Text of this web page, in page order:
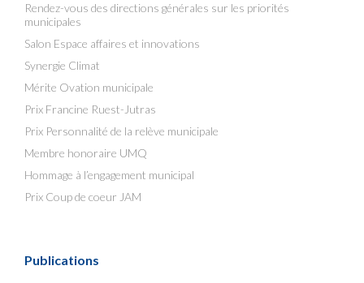
Rendez-vous des directions générales sur les priorités
municipales
Salon Espace affaires et innovations
Synergie Climat
Mérite Ovation municipale
Prix Francine Ruest-Jutras
Prix Personnalité de la relève municipale
Membre honoraire UMQ
Hommage à l’engagement municipal
Prix Coup de coeur JAM
Publications